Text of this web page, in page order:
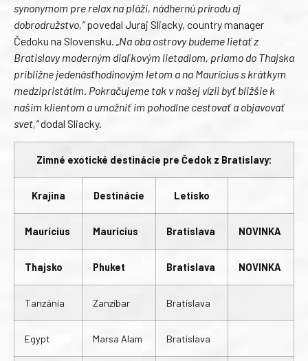
synonymom pre relax na pláži, nádhernú prírodu aj
dobrodružstvo,“povedal Juraj Sliacky, country manager
Čedoku na Slovensku.
„Na oba ostrovy budeme lietať z
Bratislavy moderným diaľkovým lietadlom, priamo do Thajska
približne jedenásťhodinovým letom a na Maurícius s krátkym
medzipristátím. Pokračujeme tak v našej vízii byť bližšie k
našim klientom a umožniť im pohodlne cestovať a objavovať
svet,“dodal Sliacky.
Zimné exotické destinácie pre Čedok z Bratislavy:
Krajina Destinácie Letisko
Maurícius Maurícius Bratislava NOVINKA
Thajsko Phuket Bratislava NOVINKA
Tanzánia Zanzibar Bratislava
Egypt Marsa Alam Bratislava